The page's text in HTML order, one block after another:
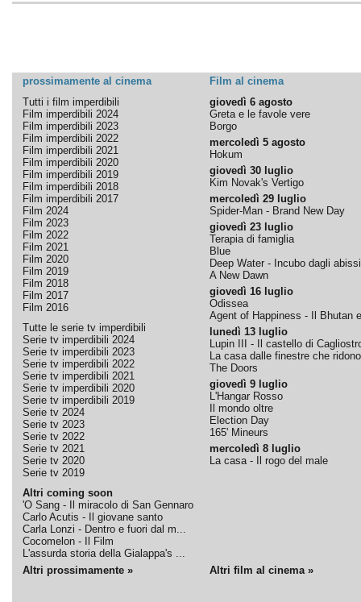
prossimamente al cinema
Film al cinema
Tutti i film imperdibili
Film imperdibili 2024
Film imperdibili 2023
Film imperdibili 2022
Film imperdibili 2021
Film imperdibili 2020
Film imperdibili 2019
Film imperdibili 2018
Film imperdibili 2017
Film 2024
Film 2023
Film 2022
Film 2021
Film 2020
Film 2019
Film 2018
Film 2017
Film 2016
Tutte le serie tv imperdibili
Serie tv imperdibili 2024
Serie tv imperdibili 2023
Serie tv imperdibili 2022
Serie tv imperdibili 2021
Serie tv imperdibili 2020
Serie tv imperdibili 2019
Serie tv 2024
Serie tv 2023
Serie tv 2022
Serie tv 2021
Serie tv 2020
Serie tv 2019
Altri coming soon
'O Sang - Il miracolo di San Gennaro
Carlo Acutis - Il giovane santo
Carla Lonzi - Dentro e fuori dal m...
Cocomelon - Il Film
L'assurda storia della Gialappa's ...
giovedì 6 agosto
Greta e le favole vere
Borgo
mercoledì 5 agosto
Hokum
giovedì 30 luglio
Kim Novak's Vertigo
mercoledì 29 luglio
Spider-Man - Brand New Day
giovedì 23 luglio
Terapia di famiglia
Blue
Deep Water - Incubo dagli abissi
A New Dawn
giovedì 16 luglio
Odissea
Agent of Happiness - Il Bhutan
lunedì 13 luglio
Lupin III - Il castello di
La casa dalle finestre che ridono
The Doors
giovedì 9 luglio
L'Hangar Rosso
Il mondo oltre
Election Day
165' Mineurs
mercoledì 8 luglio
La casa - Il rogo del male
Altri prossimamente » Altri film al cinema »